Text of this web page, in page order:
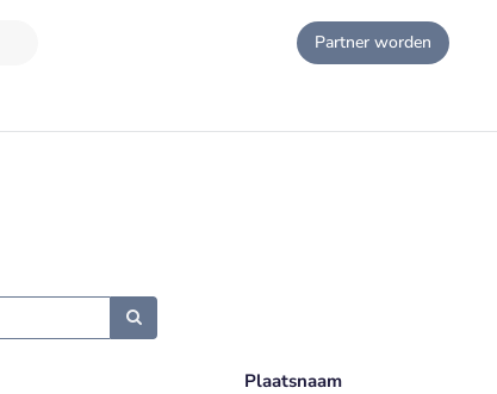
Partner worden
Plaatsnaam